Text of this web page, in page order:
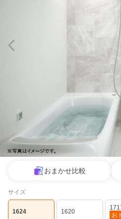
おまかせ比較
サイズ
1624 1620
お